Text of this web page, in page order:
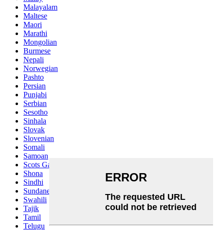
Malayalam
Maltese
Maori
Marathi
Mongolian
Burmese
Nepali
Norwegian
Pashto
Persian
Punjabi
Serbian
Sesotho
Sinhala
Slovak
Slovenian
Somali
Samoan
Scots Gaelic
Shona
Sindhi
Sundanese
Swahili
Tajik
Tamil
Telugu